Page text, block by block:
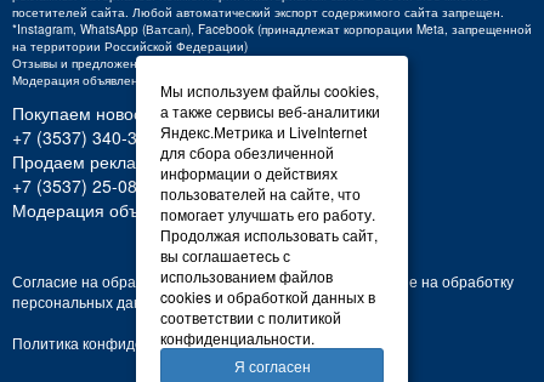
посетителей сайта. Любой автоматический экспорт содержимого сайта запрещен.
*Instagram, WhatsApp (Ватсап), Facebook (принадлежат корпорации Meta, запрещенной
на территории Российской Федерации)
Отзывы и предложения о работе портала:
Модерация объявлений +7 (3537) 32-71-28
Покупаем новости:
+7 (3537) 340-300,340300@orsk.ru
Продаем рекламу:
+7 (3537) 25-08-07;250807@orsk.ru
Модерация объявлений: +7 (3537) 32-71-28
Согласие на обработку персональных данных
Согласие на обработку
персональных данных
Политика конфиденциальности
Мы используем файлы cookies,
а также сервисы веб-аналитики
Яндекс.Метрика и LiveInternet
для сбора обезличенной
информации о действиях
пользователей на сайте, что
помогает улучшать его работу.
Продолжая использовать сайт,
вы соглашаетесь с
использованием файлов
cookies и обработкой данных в
соответствии с политикой
конфиденциальности.
Я согласен